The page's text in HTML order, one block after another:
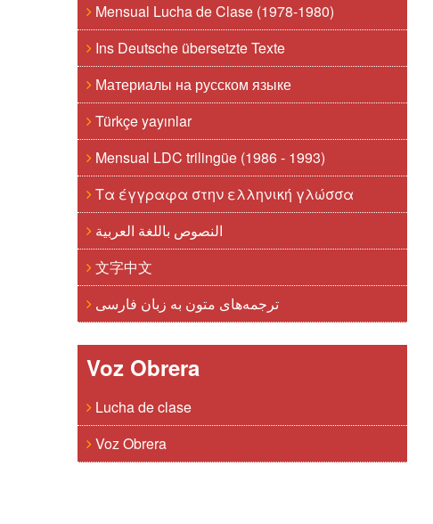
Mensual Lucha de Clase (1978-1980)
Ins Deutsche übersetzte Texte
Материалы на русском языке
Türkçe yayınlar
Mensual LDC trilingüe (1986 - 1993)
Τα έγγραφα στην ελληνική γλώσσα
النصوص باللغة العربية
文字中文
ترجمه‌های متون به زبان فارسی
Voz Obrera
Lucha de clase
Voz Obrera